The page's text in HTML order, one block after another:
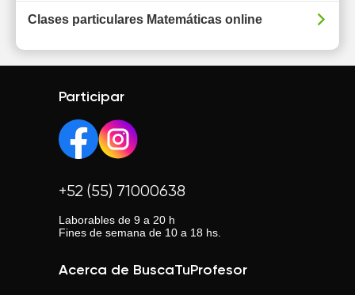
Clases particulares Matemáticas online
Participar
+52 (55) 71000638
Laborables de 9 a 20 h
Fines de semana de 10 a 18 hs.
Acerca de BuscaTuProfesor